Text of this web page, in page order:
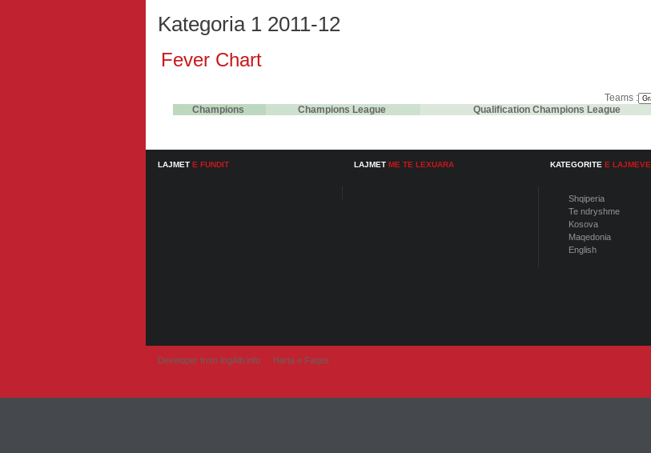
Kategoria 1 2011-12
Fever Chart
Teams :
Champions
Champions League Qualification Champions League
LAJMET E FUNDIT LAJMET ME TE LEXUARA KATEGORITE E LAJMEVE
Shqiperia
Te ndryshme
Kosova
Maqedonia
English
Developer from IngAlb.info Harta e Faqes